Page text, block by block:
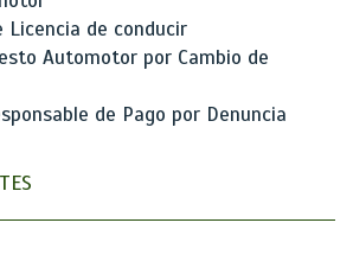
Licencia de conducir
Automotor por Cambio de
de Pago por Denuncia